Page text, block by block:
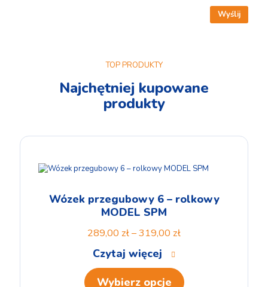
TOP PRODUKTY
Najchętniej kupowane
produkty
Wózek przegubowy 6 – rolkowy
MODEL SPM
289,00 zł–319,00 zł
Czytaj więcej
Wybierz opcje